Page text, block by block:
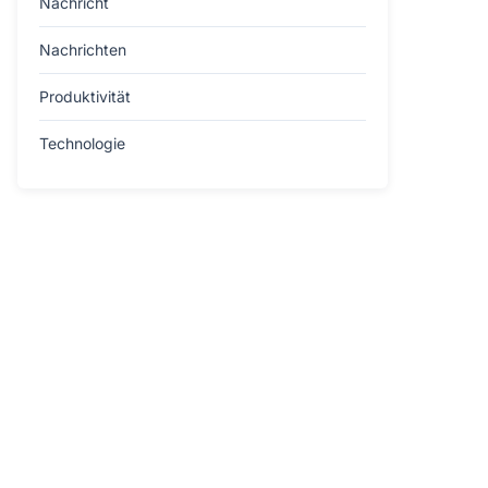
Nachrichten
Produktivität
Technologie